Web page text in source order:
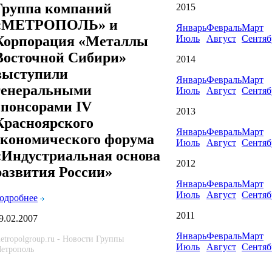
компаний
и
«Металлы
Сибири»
IV
форума
основа
России»
- Новости Группы
2015
ЯнварьФевральМарт
Июль
Август
2014
ЯнварьФевральМарт
Июль
Август
2013
ЯнварьФевральМарт
Июль
Август
2012
ЯнварьФевральМарт
Июль
Август
2011
ЯнварьФевральМарт
Июль
Август